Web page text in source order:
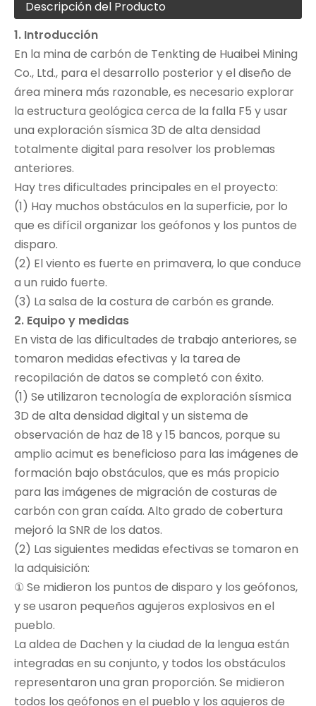
Descripción del Producto
1. Introducción
En la mina de carbón de Tenkting de Huaibei Mining
Co., Ltd., para el desarrollo posterior y el diseño de
área minera más razonable, es necesario explorar
la estructura geológica cerca de la falla F5 y usar
una exploración sísmica 3D de alta densidad
totalmente digital para resolver los problemas
anteriores.
Hay tres dificultades principales en el proyecto:
(1) Hay muchos obstáculos en la superficie, por lo
que es difícil organizar los geófonos y los puntos de
disparo.
(2) El viento es fuerte en primavera, lo que conduce
a un ruido fuerte.
(3) La salsa de la costura de carbón es grande.
2. Equipo y medidas
En vista de las dificultades de trabajo anteriores, se
tomaron medidas efectivas y la tarea de
recopilación de datos se completó con éxito.
(1) Se utilizaron tecnología de exploración sísmica
3D de alta densidad digital y un sistema de
observación de haz de 18 y 15 bancos, porque su
amplio acimut es beneficioso para las imágenes de
formación bajo obstáculos, que es más propicio
para las imágenes de migración de costuras de
carbón con gran caída. Alto grado de cobertura
mejoró la SNR de los datos.
(2) Las siguientes medidas efectivas se tomaron en
la adquisición:
① Se midieron los puntos de disparo y los geófonos,
y se usaron pequeños agujeros explosivos en el
pueblo.
La aldea de Dachen y la ciudad de la lengua están
integradas en su conjunto, y todos los obstáculos
representaron una gran proporción. Se midieron
todos los geófonos en el pueblo y los agujeros de